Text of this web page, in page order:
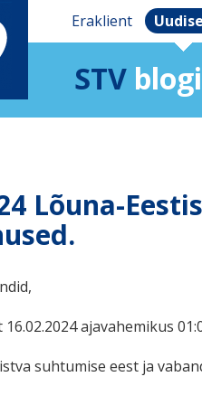
Eraklient
STV blogi
Lõuna-
ajavahemikus
suhtumise eest ja